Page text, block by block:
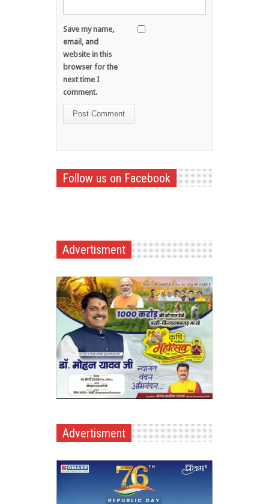
Save my name,
email, and
website in this
browser for the
next time I
comment.
Follow us on Facebook
Advertisment
Advertisment